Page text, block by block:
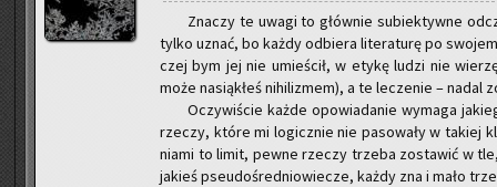
Zna­czy te uwagi to głów­nie su­biek­tyw­ne
tylko uznać, bo każdy od­bie­ra li­te­ra­tu­rę po
czej bym jej nie umie­ścił, w etykę ludzi nie
może na­sią­kłeś ni­hi­li­zmem), a te le­cze­nie –
Oczy­wi­ście każde opo­wia­da­nie wy­ma­ga
rze­czy, które mi lo­gicz­nie nie pa­so­wa­ły w ta­kiej
nia­mi to limit, pewne rze­czy trze­ba zo­sta­wić w
ja­kieś pseu­do­śre­dnio­wie­cze, każdy zna i mało